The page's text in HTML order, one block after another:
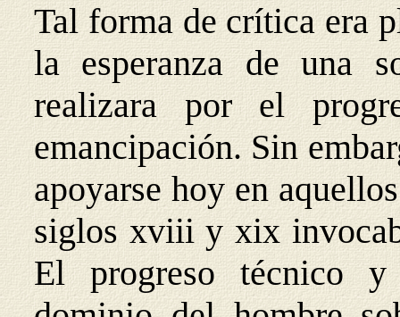
Tal forma de crítica era
la esperanza de una
realizara por el
emancipación. Sin
apoyarse hoy en
siglos xviii y xix
El progreso técnico